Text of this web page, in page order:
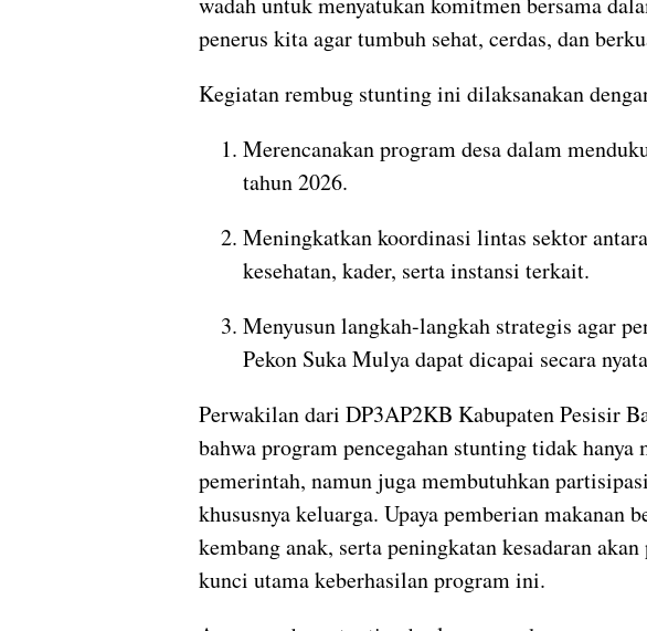
penerus kita agar tumbuh sehat, cerdas, dan
Kegiatan rembug stunting ini dilaksanakan
Merencanakan program desa dalam
tahun 2026.
Meningkatkan koordinasi lintas sektor
kesehatan, kader, serta instansi terkait.
Menyusun langkah-langkah strategis agar
Pekon Suka Mulya dapat dicapai secara
Perwakilan dari DP3AP2KB Kabupaten Pesisir
bahwa program pencegahan stunting tidak hanya
pemerintah, namun juga membutuhkan
khususnya keluarga. Upaya pemberian makanan
kembang anak, serta peningkatan kesadaran
kunci utama keberhasilan program ini.